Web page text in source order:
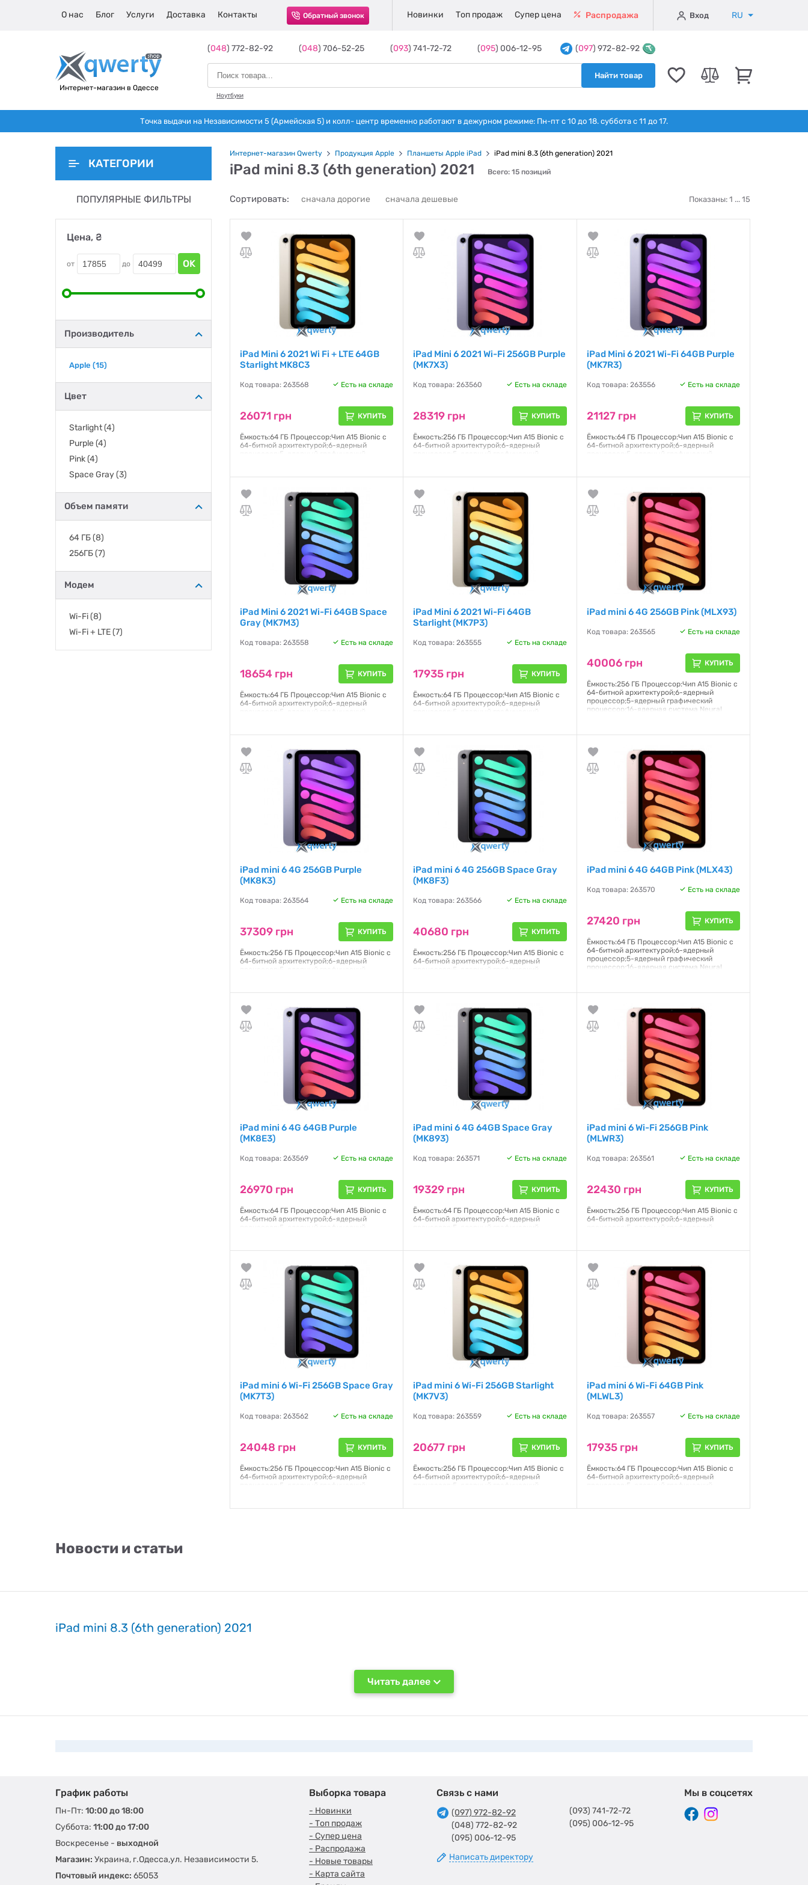
О нас Блог Услуги Доставка Контакты Обратный звонок Новинки Топ продаж Супер цена Распродажа Вход RU
Интернет-магазин в Одессе
(048) 772-82-92 (048) 706-52-25 (093) 741-72-72 (095) 006-12-95 (097) 972-82-92
Найти товар
Ноутбуки
Точка выдачи на Независимости 5 (Армейская 5) и колл- центр временно работают в дежурном режиме: Пн-пт с 10 до 18. суббота с 11 до 17.
КАТЕГОРИИ
ПОПУЛЯРНЫЕ ФИЛЬТРЫ
Цена, ₴
от до OK
Производитель
Apple (15)
Цвет
Starlight(4)
Purple(4)
Pink(4)
Space Gray(3)
Объем памяти
64 ГБ(8)
256ГБ(7)
Модем
Wi-Fi(8)
Wi-Fi + LTE(7)
Интернет-магазин Qwerty Продукция Apple Планшеты Apple iPad iPad mini 8.3 (6th generation) 2021
iPad mini 8.3 (6th generation) 2021 Всего: 15 позиций
Сортировать: сначала дорогие сначала дешевые Показаны: 1 ... 15
iPad Mini 6 2021 Wi Fi + LTE 64GB
Starlight MK8C3
Код товара: 263568 Есть на складе
26071 грн КУПИТЬ
Ёмкость:64 ГБ Процессор:Чип A15 Bionic с
64-битной архитектурой;6-ядерный
Multi-Touch с диагональю 8,3 дюйма,
подсветкой LED и технологией
IPS;2266×1488 пикселей Операционная
система:PadOS 15
6 месяцев
iPad Mini 6 2021 Wi-Fi 256GB Purple
(MK7X3)
Код товара: 263560 Есть на складе
28319 грн КУПИТЬ
Ёмкость:256 ГБ Процессор:Чип A15 Bionic с
64-битной архитектурой;6-ядерный
Multi-Touch с диагональю 8,3 дюйма,
подсветкой LED и технологией
IPS;2266×1488 пикселей Операционная
система:PadOS 15
6 месяцев
iPad Mini 6 2021 Wi-Fi 64GB Purple
(MK7R3)
Код товара: 263556 Есть на складе
21127 грн КУПИТЬ
Ёмкость:64 ГБ Процессор:Чип A15 Bionic с
64-битной архитектурой;6-ядерный
Multi-Touch с диагональю 8,3 дюйма,
подсветкой LED и технологией
IPS;2266×1488 пикселей Операционная
система:PadOS 15
6 месяцев
iPad Mini 6 2021 Wi-Fi 64GB Space
Gray (MK7M3)
Код товара: 263558 Есть на складе
18654 грн КУПИТЬ
Ёмкость:64 ГБ Процессор:Чип A15 Bionic с
64-битной архитектурой;6-ядерный
Multi-Touch с диагональю 8,3 дюйма,
подсветкой LED и технологией
IPS;2266×1488 пикселей Операционная
система:PadOS 15
6 месяцев
iPad Mini 6 2021 Wi-Fi 64GB
Starlight (MK7P3)
Код товара: 263555 Есть на складе
17935 грн КУПИТЬ
Ёмкость:64 ГБ Процессор:Чип A15 Bionic с
64-битной архитектурой;6-ядерный
Multi-Touch с диагональю 8,3 дюйма,
подсветкой LED и технологией
IPS;2266×1488 пикселей Операционная
система:PadOS 15
6 месяцев
iPad mini 6 4G 256GB Pink (MLX93)
Код товара: 263565 Есть на складе
40006 грн КУПИТЬ
Ёмкость:256 ГБ Процессор:Чип A15 Bionic с
64-битной архитектурой;6-ядерный
процессор;5-ядерный графический
процессор;16-ядерная система Neural
подсветкой LED и технологией
система:PadOS 15
Гарантия: 6 месяцев
iPad mini 6 4G 256GB Purple
(MK8K3)
Код товара: 263564 Есть на складе
37309 грн КУПИТЬ
Ёмкость:256 ГБ Процессор:Чип A15 Bionic с
64-битной архитектурой;6-ядерный
Multi-Touch с диагональю 8,3 дюйма,
подсветкой LED и технологией
IPS;2266×1488 пикселей Операционная
система:PadOS 15
6 месяцев
iPad mini 6 4G 256GB Space Gray
(MK8F3)
Код товара: 263566 Есть на складе
40680 грн КУПИТЬ
Ёмкость:256 ГБ Процессор:Чип A15 Bionic с
64-битной архитектурой;6-ядерный
Multi-Touch с диагональю 8,3 дюйма,
подсветкой LED и технологией
IPS;2266×1488 пикселей Операционная
система:PadOS 15
6 месяцев
iPad mini 6 4G 64GB Pink (MLX43)
Код товара: 263570 Есть на складе
27420 грн КУПИТЬ
Ёмкость:64 ГБ Процессор:Чип A15 Bionic с
64-битной архитектурой;6-ядерный
процессор;5-ядерный графический
процессор;16-ядерная система Neural
подсветкой LED и технологией
система:PadOS 15
Гарантия: 6 месяцев
iPad mini 6 4G 64GB Purple
(MK8E3)
Код товара: 263569 Есть на складе
26970 грн КУПИТЬ
Ёмкость:64 ГБ Процессор:Чип A15 Bionic с
64-битной архитектурой;6-ядерный
Multi-Touch с диагональю 8,3 дюйма,
подсветкой LED и технологией
IPS;2266×1488 пикселей Операционная
система:PadOS 15
6 месяцев
iPad mini 6 4G 64GB Space Gray
(MK893)
Код товара: 263571 Есть на складе
19329 грн КУПИТЬ
Ёмкость:64 ГБ Процессор:Чип A15 Bionic с
64-битной архитектурой;6-ядерный
Multi-Touch с диагональю 8,3 дюйма,
подсветкой LED и технологией
IPS;2266×1488 пикселей Операционная
система:PadOS 15
6 месяцев
iPad mini 6 Wi-Fi 256GB Pink
(MLWR3)
Код товара: 263561 Есть на складе
22430 грн КУПИТЬ
Ёмкость:256 ГБ Процессор:Чип A15 Bionic с
64-битной архитектурой;6-ядерный
Multi-Touch с диагональю 8,3 дюйма,
подсветкой LED и технологией
IPS;2266×1488 пикселей Операционная
система:PadOS 15
6 месяцев
iPad mini 6 Wi-Fi 256GB Space Gray
(MK7T3)
Код товара: 263562 Есть на складе
24048 грн КУПИТЬ
Ёмкость:256 ГБ Процессор:Чип A15 Bionic с
64-битной архитектурой;6-ядерный
Multi-Touch с диагональю 8,3 дюйма,
iPad mini 6 Wi-Fi 256GB Starlight
(MK7V3)
Код товара: 263559 Есть на складе
20677 грн КУПИТЬ
Ёмкость:256 ГБ Процессор:Чип A15 Bionic с
64-битной архитектурой;6-ядерный
Multi-Touch с диагональю 8,3 дюйма,
iPad mini 6 Wi-Fi 64GB Pink
(MLWL3)
Код товара: 263557 Есть на складе
17935 грн КУПИТЬ
Ёмкость:64 ГБ Процессор:Чип A15 Bionic с
64-битной архитектурой;6-ядерный
Multi-Touch с диагональю 8,3 дюйма,
Новости и статьи
iPad mini 8.3 (6th generation) 2021
Читать далее
График работы
Пн-Пт: 10:00 до 18:00
Суббота: 11:00 до 17:00
Воскресенье - выходной
Магазин: Украина, г.Одесса,ул. Независимости 5.
Почтовый индекс: 65053
Выборка товара
- Новинки
- Топ продаж
- Супер цена
- Распродажа
- Новые товары
- Карта сайта
Связь с нами
(097) 972-82-92
(048) 772-82-92
(095) 006-12-95
Написать директору
(093) 741-72-72
(095) 006-12-95
Мы в соцсетях